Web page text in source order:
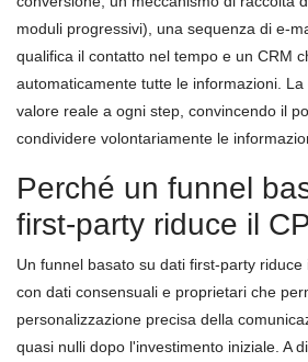
moduli progressivi), una sequenza di e-
qualifica il contatto nel tempo e un CRM
automaticamente tutte le informazioni.
valore reale a ogni step, convincendo il
condividere volontariamente le
Perché un funnel
first-party riduce il
Un funnel basato su dati first-party riduce
con dati consensuali e proprietari che
personalizzazione precisa della
quasi nulli dopo l'investimento iniziale. A